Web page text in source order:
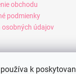
k
obchodu
podmienky
osobných údajov